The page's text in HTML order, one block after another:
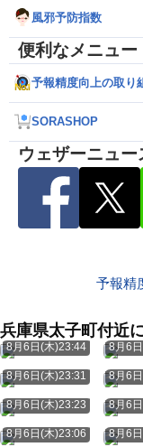
風邪予防指数
便利なメニュー
予報精度向上の取り
SORASHOP
ウェザーニュ
予報精
兵庫県太子町付近
8月6日(木)23:44 8月6
8月6日(木)23:31 8月6
8月6日(木)23:23 8月6
8月6日(木)23:06 8月6